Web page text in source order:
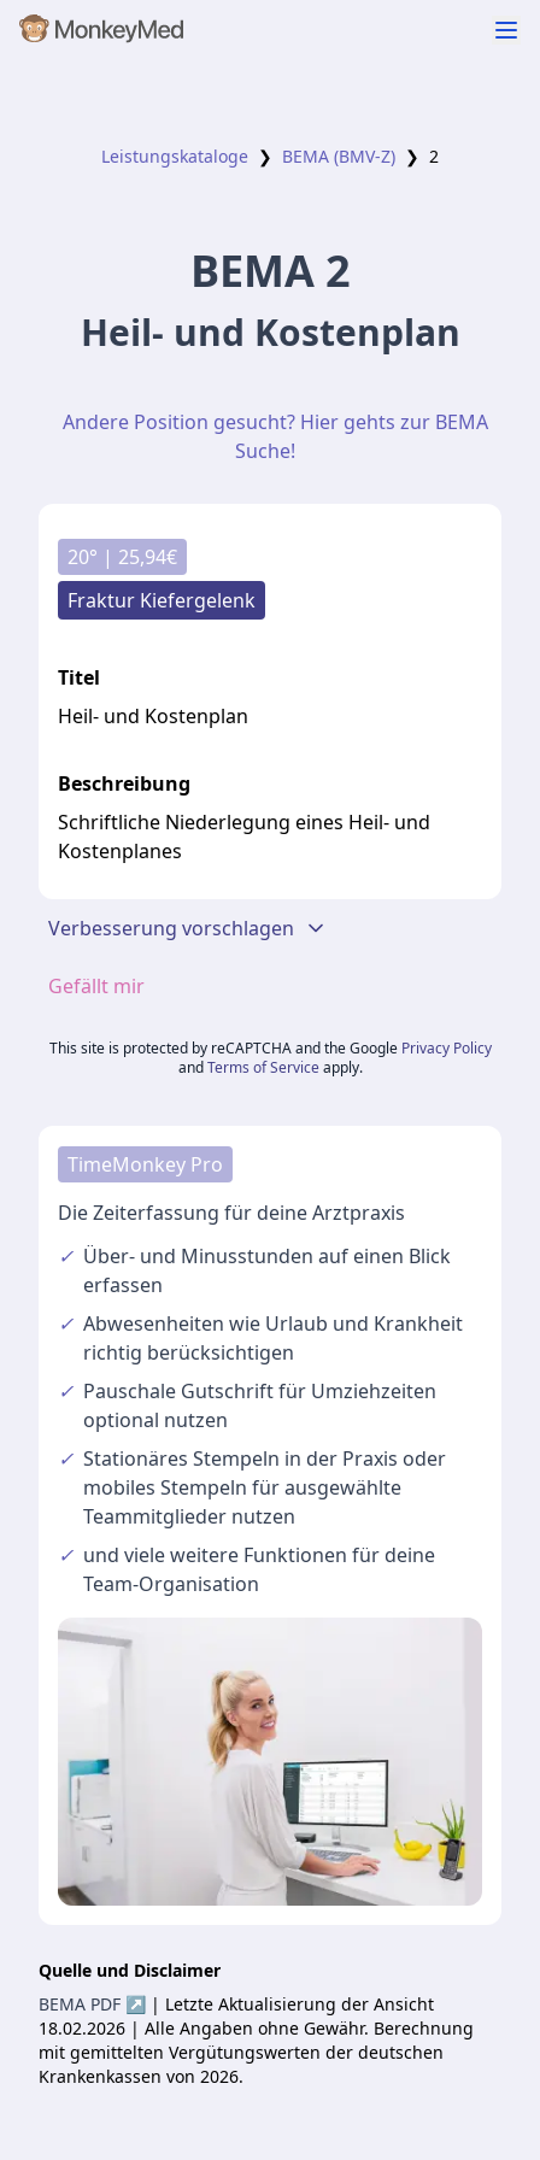
Leistungskataloge ❯ BEMA (BMV-Z) ❯ 2
BEMA 2
Heil- und Kostenplan
Andere Position gesucht? Hier gehts zur BEMA
Suche!
20° | 25,94€
Fraktur Kiefergelenk
Titel
Heil- und Kostenplan
Beschreibung
Schriftliche Niederlegung eines Heil- und
Kostenplanes
Verbesserung vorschlagen
Gefällt mir
This site is protected by reCAPTCHA and the Google Privacy Policy
and Terms of Service apply.
TimeMonkey Pro
Die Zeiterfassung für deine Arztpraxis
✓ Über- und Minusstunden auf einen Blick
erfassen
✓ Abwesenheiten wie Urlaub und Krankheit
richtig berücksichtigen
✓ Pauschale Gutschriftfür Umziehzeiten
optional nutzen
✓ Stationäres Stempeln in der Praxis oder
mobiles Stempeln für ausgewählte
Teammitglieder nutzen
✓ und vieleweitere Funktionen für deine
Team-Organisation
Quelle und Disclaimer
BEMA PDF ↗ | Letzte Aktualisierung der Ansicht
18.02.2026 | Alle Angaben ohne Gewähr. Berechnung
mit gemittelten Vergütungswerten der deutschen
Krankenkassen von 2026.